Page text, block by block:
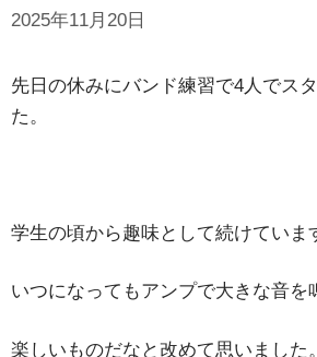
2025年11月20日
先日の休みにバンド練習で4人でス
た。
学生の頃から趣味として続けていま
いつになってもアンプで大きな音を
楽しいものだなと改めて思いました。